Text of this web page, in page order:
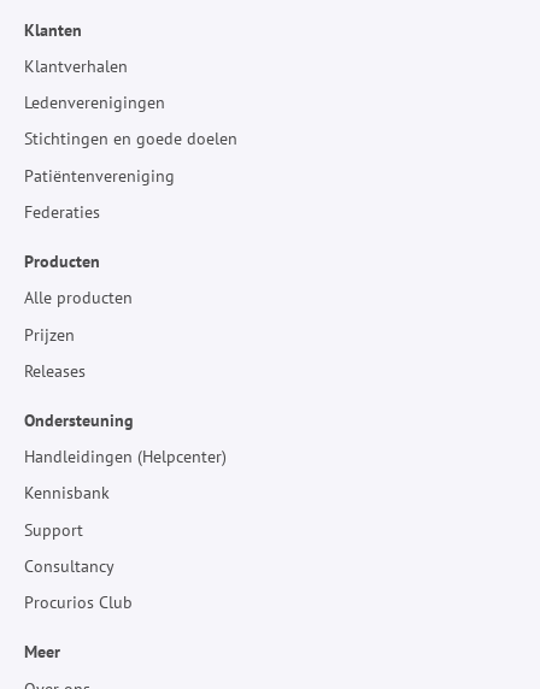
Klanten
Klantverhalen
Ledenverenigingen
Stichtingen en goede doelen
Patiëntenvereniging
Federaties
Producten
Alle producten
Prijzen
Releases
Ondersteuning
Handleidingen (Helpcenter)
Kennisbank
Support
Consultancy
Procurios Club
Meer